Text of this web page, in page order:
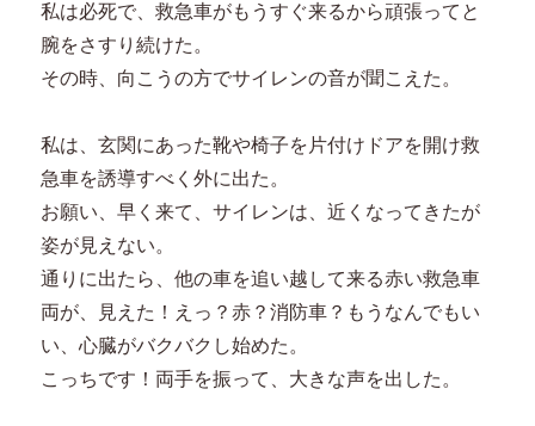
私は必死で、救急車がもうすぐ来るから頑張ってと
腕をさすり続けた。
その時、向こうの方でサイレンの音が聞こえた。
私は、玄関にあった靴や椅子を片付けドアを開け救
急車を誘導すべく外に出た。
お願い、早く来て、サイレンは、近くなってきたが
姿が見えない。
通りに出たら、他の車を追い越して来る赤い救急車
両が、見えた！えっ？赤？消防車？もうなんでもい
い、心臓がバクバクし始めた。
こっちです！両手を振って、大きな声を出した。